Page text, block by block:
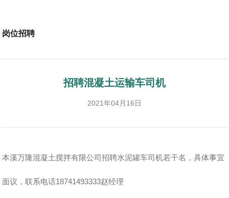
岗位招聘
招聘混凝土运输车司机
2021年04月16日
本溪万隆混凝土搅拌有限公司招聘水泥罐车司机若干名，具体事宜
面议，联系电话18741493333赵经理